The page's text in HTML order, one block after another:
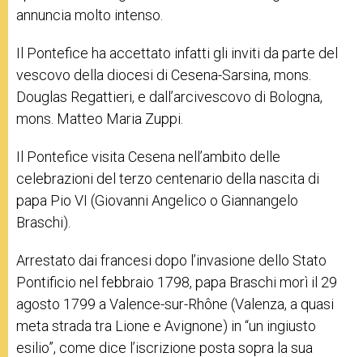
annuncia molto intenso.
Il Pontefice ha accettato infatti gli inviti da parte del
vescovo della diocesi di Cesena-Sarsina, mons.
Douglas Regattieri, e dall’arcivescovo di Bologna,
mons. Matteo Maria Zuppi.
Il Pontefice visita Cesena nell’ambito delle
celebrazioni del terzo centenario della nascita di
papa Pio VI (Giovanni Angelico o Giannangelo
Braschi).
Arrestato dai francesi dopo l’invasione dello Stato
Pontificio nel febbraio 1798, papa Braschi morì il 29
agosto 1799 a Valence-sur-Rhône (Valenza, a quasi
meta strada tra Lione e Avignone) in “un ingiusto
esilio”, come dice l’iscrizione posta sopra la sua